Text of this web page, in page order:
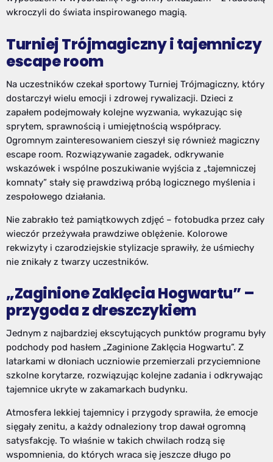
wkroczyli do świata inspirowanego magią.
Turniej Trójmagiczny i tajemniczy
escape room
Na uczestników czekał sportowy Turniej Trójmagiczny, który
dostarczył wielu emocji i zdrowej rywalizacji. Dzieci z
zapałem podejmowały kolejne wyzwania, wykazując się
sprytem, sprawnością i umiejętnością współpracy.
Ogromnym zainteresowaniem cieszył się również magiczny
escape room. Rozwiązywanie zagadek, odkrywanie
wskazówek i wspólne poszukiwanie wyjścia z „tajemniczej
komnaty” stały się prawdziwą próbą logicznego myślenia i
zespołowego działania.
Nie zabrakło też pamiątkowych zdjęć – fotobudka przez cały
wieczór przeżywała prawdziwe oblężenie. Kolorowe
rekwizyty i czarodziejskie stylizacje sprawiły, że uśmiechy
nie znikały z twarzy uczestników.
„Zaginione Zaklęcia Hogwartu” –
przygoda z dreszczykiem
Jednym z najbardziej ekscytujących punktów programu były
podchody pod hasłem „Zaginione Zaklęcia Hogwartu”. Z
latarkami w dłoniach uczniowie przemierzali przyciemnione
szkolne korytarze, rozwiązując kolejne zadania i odkrywając
tajemnice ukryte w zakamarkach budynku.
Atmosfera lekkiej tajemnicy i przygody sprawiła, że emocje
sięgały zenitu, a każdy odnaleziony trop dawał ogromną
satysfakcję. To właśnie w takich chwilach rodzą się
wspomnienia, do których wraca się jeszcze długo po